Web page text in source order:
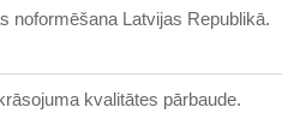
noformēšana Latvijas Republikā.
kvalitātes pārbaude.